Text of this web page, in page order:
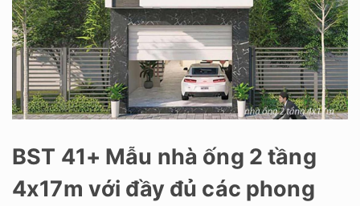
BST 41+ Mẫu nhà ống 2 tầng
4x17m với đầy đủ các phong